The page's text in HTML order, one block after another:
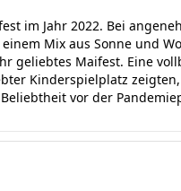
im Jahr 2022. Bei
Mix aus Sonne und
geliebtes Maifest. Eine
Kinderspielplatz
vor der